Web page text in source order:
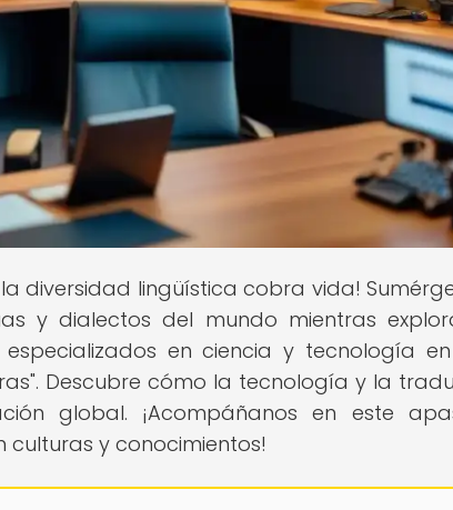
diversidad lingüística cobra vida!
y dialectos del mundo mientras
en ciencia y tecnología
Descubre cómo la tecnología y la
global. ¡Acompáñanos en este
y conocimientos!